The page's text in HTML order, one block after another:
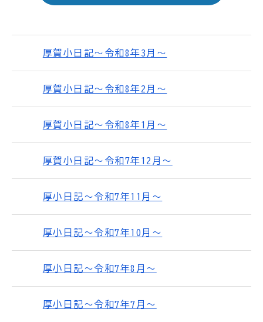
厚賀小日記～令和8年3月～
厚賀小日記～令和8年2月～
厚賀小日記～令和8年1月～
厚賀小日記～令和7年12月～
厚小日記～令和7年11月～
厚小日記～令和7年10月～
厚小日記～令和7年8月～
厚小日記～令和7年7月～